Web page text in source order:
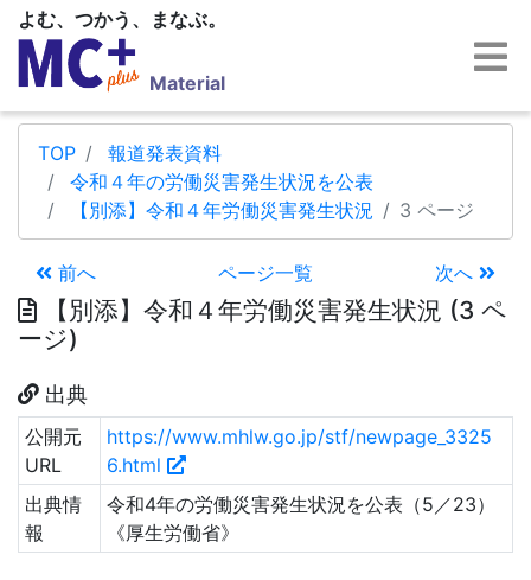
よむ、つかう、まなぶ。
Material
TOP
報道発表資料
令和４年の労働災害発生状況を公表
【別添】令和４年労働災害発生状況
3 ページ
前へ ページ一覧 次へ
【別添】令和４年労働災害発生状況 (3 ペ
ージ)
出典
公開元
URL
https://www.mhlw.go.jp/stf/newpage_3325
6.html
出典情
報
令和4年の労働災害発生状況を公表（5／23）
《厚生労働省》